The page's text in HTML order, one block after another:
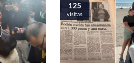
125
visitas